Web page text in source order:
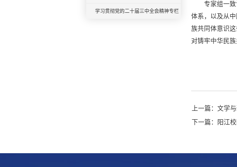
学习贯彻党的二十届三中全会精神专栏
专家组一
体系，以及从
族共同体意识
对铸牢中华民
上一篇：文学
下一篇：阳江